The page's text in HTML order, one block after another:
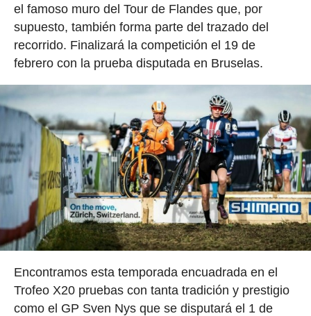
el famoso muro del Tour de Flandes que, por
supuesto, también forma parte del trazado del
recorrido. Finalizará la competición el 19 de
febrero con la prueba disputada en Bruselas.
Encontramos esta temporada encuadrada en el
Trofeo X20 pruebas con tanta tradición y prestigio
como el GP Sven Nys que se disputará el 1 de